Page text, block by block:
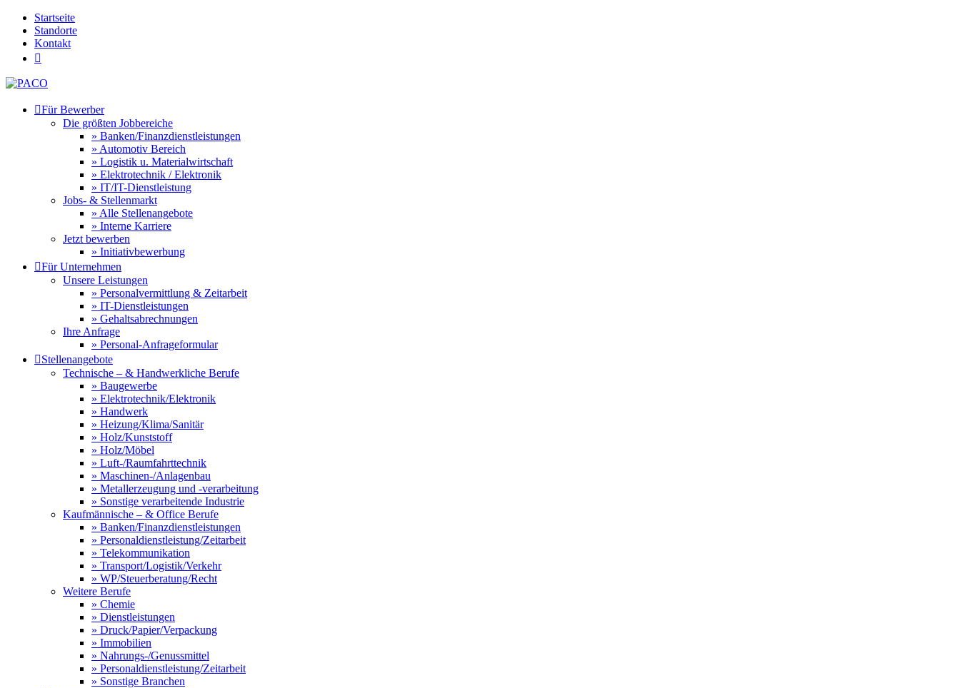
Startseite
Standorte
Kontakt

Für Bewerber
Die größten Jobbereiche
» Banken/Finanzdienstleistungen
» Automotiv Bereich
» Logistik u. Materialwirtschaft
» Elektrotechnik / Elektronik
» IT/IT-Dienstleistung
Jobs- & Stellenmarkt
» Alle Stellenangebote
» Interne Karriere
Jetzt bewerben
» Initiativbewerbung
Für Unternehmen
Unsere Leistungen
» Personalvermittlung & Zeitarbeit
» IT-Dienstleistungen
» Gehaltsabrechnungen
Ihre Anfrage
» Personal-Anfrageformular
Stellenangebote
Technische – & Handwerkliche Berufe
» Baugewerbe
» Elektrotechnik/Elektronik
» Handwerk
» Heizung/Klima/Sanitär
» Holz/Kunststoff
» Holz/Möbel
» Luft-/Raumfahrttechnik
» Maschinen-/Anlagenbau
» Metallerzeugung und -verarbeitung
» Sonstige verarbeitende Industrie
Kaufmännische – & Office Berufe
» Banken/Finanzdienstleistungen
» Personaldienstleistung/Zeitarbeit
» Telekommunikation
» Transport/Logistik/Verkehr
» WP/Steuerberatung/Recht
Weitere Berufe
» Chemie
» Dienstleistungen
» Druck/Papier/Verpackung
» Immobilien
» Nahrungs-/Genussmittel
» Personaldienstleistung/Zeitarbeit
» Sonstige Branchen